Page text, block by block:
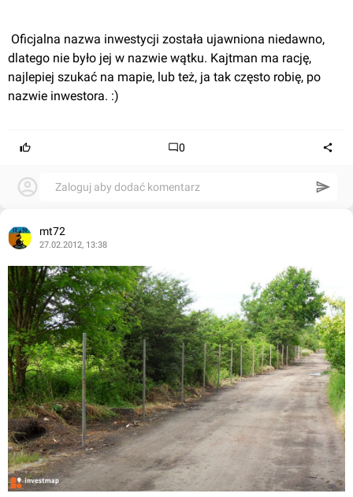
dlatego nie było jej w nazwie wątku. Kajtman ma rację,
najlepiej szukać na mapie, lub też, ja tak często robię, po
nazwie inwestora. :)
0
Zaloguj aby dodać komentarz
mt72
27.02.2012, 13:38